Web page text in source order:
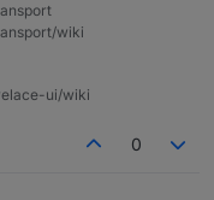
wiki
ui/wiki
0